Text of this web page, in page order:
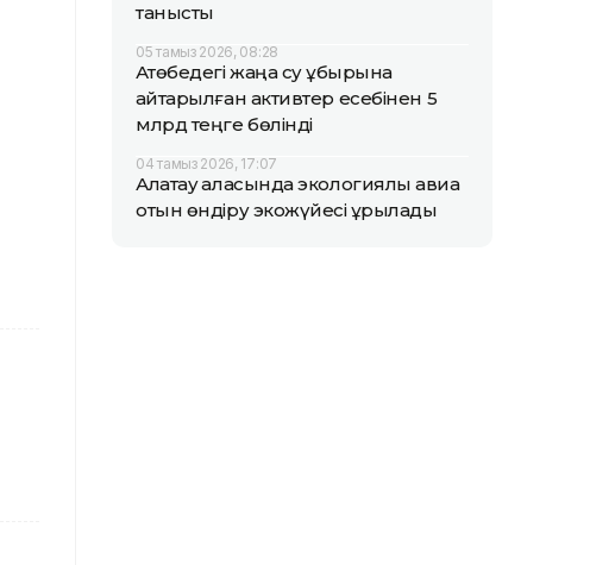
танысты
05 тамыз 2026, 08:28
Ақтөбедегі жаңа су құбырына
қайтарылған активтер есебінен 5
млрд теңге бөлінді
04 тамыз 2026, 17:07
Алатау қаласында экологиялық авиа
отын өндіру экожүйесі құрылады